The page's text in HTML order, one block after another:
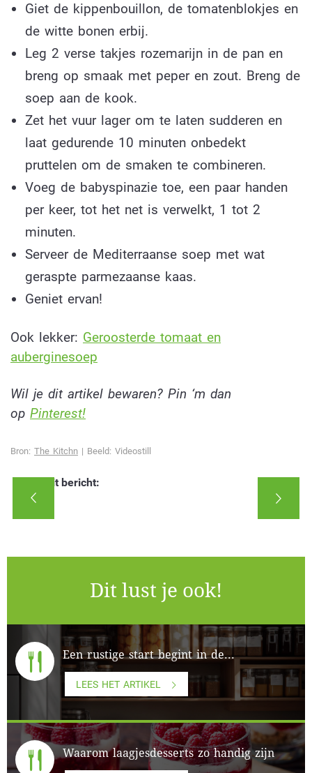
Giet de kippenbouillon, de tomatenblokjes en
de witte bonen erbij.
Leg 2 verse takjes rozemarijn in de pan en
breng op smaak met peper en zout. Breng de
soep aan de kook.
Zet het vuur lager om te laten sudderen en
laat gedurende 10 minuten onbedekt
pruttelen om de smaken te combineren.
Voeg de babyspinazie toe, een paar handen
per keer, tot het net is verwelkt, 1 tot 2
minuten.
Serveer de Mediterraanse soep met wat
geraspte parmezaanse kaas.
Geniet ervan!
Ook lekker: Geroosterde tomaat en
auberginesoep
Wil je dit artikel bewaren? Pin ‘m dan
op Pinterest!
Bron: The Kitchn | Beeld: Videostill
Deel dit bericht:
Dit lust je ook!
Een rustige start begint in de...
LEES HET ARTIKEL
Waarom laagjesdesserts zo handig zijn